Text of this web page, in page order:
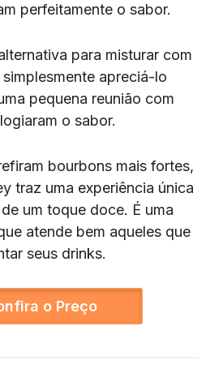
perfeitamente o sabor.
para misturar com
apreciá-lo
pequena reunião com
o sabor.
bourbons mais fortes,
traz uma experiência única
um toque doce. É uma
atende bem aqueles que
seus drinks.
o Preço